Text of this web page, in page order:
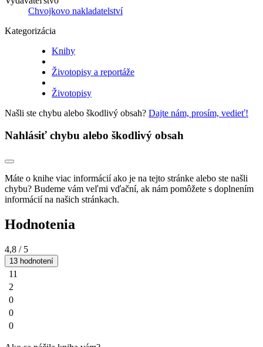
Chvojkovo nakladatelství
Kategorizácia
Knihy
Životopisy a reportáže
Životopisy
Našli ste chybu alebo škodlivý obsah? Dajte nám, prosím, vedieť!
Nahlásiť chybu alebo škodlivý obsah
Máte o knihe viac informácií ako je na tejto stránke alebo ste našli
chybu? Budeme vám veľmi vďační, ak nám pomôžete s doplnením
informácií na našich stránkach.
Hodnotenia
4,8 / 5
13 hodnotení
11
2
0
0
0